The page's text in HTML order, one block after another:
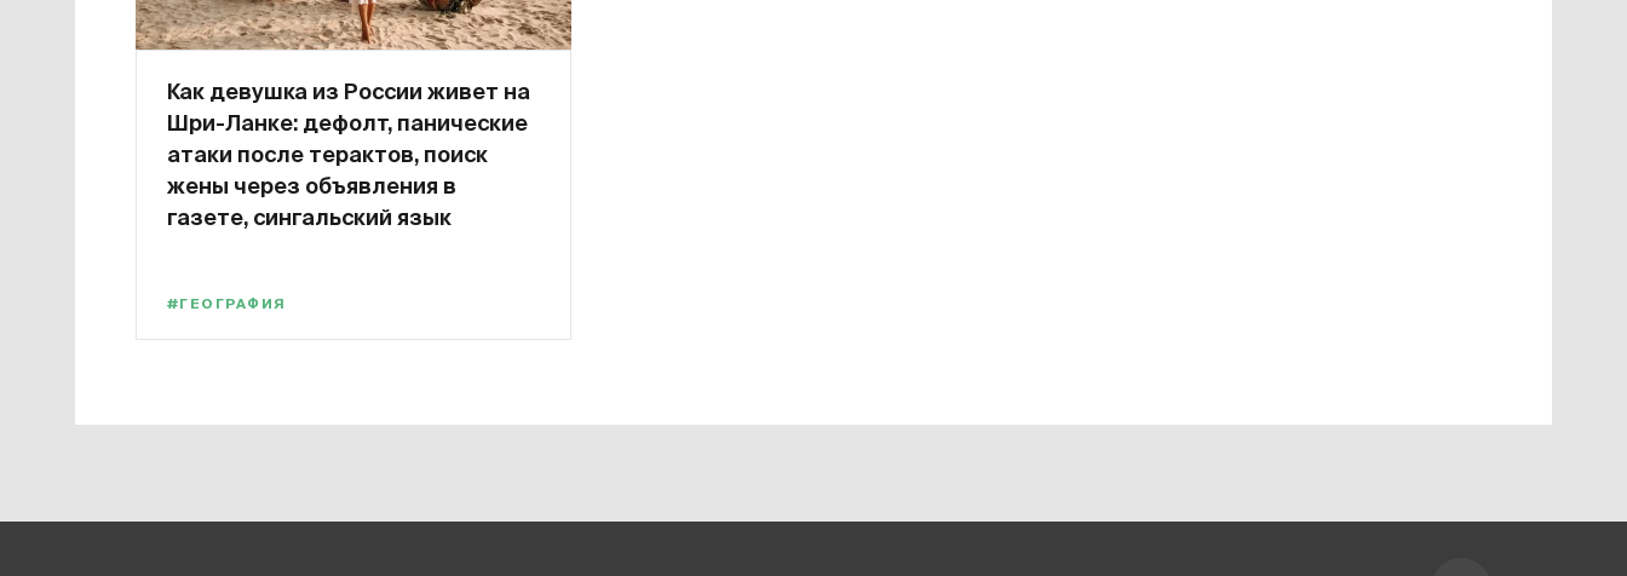
Как девушка из России живет на
Шри-Ланке: дефолт, панические
атаки после терактов, поиск
жены через объявления в
газете, сингальский язык
#ГЕОГРАФИЯ